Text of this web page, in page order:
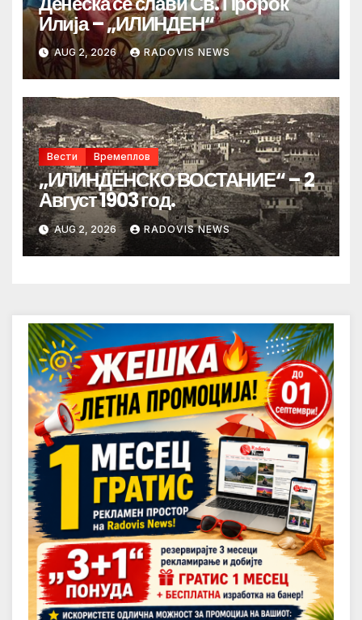
Илија – „ИЛИНДЕН“
AUG 2, 2026 RADOVIS NEWS
Вести Времеплов
„ИЛИНДЕНСКО ВОСТАНИЕ“ – 2
Август 1903 год.
AUG 2, 2026 RADOVIS NEWS